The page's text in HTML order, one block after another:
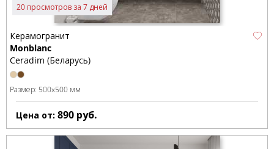
20 просмотров за 7 дней
Керамогранит
Monblanc
Ceradim (Беларусь)
Размер: 500x500 мм
Цена от: 890 руб.